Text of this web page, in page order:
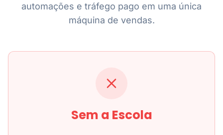
automações e tráfego pago em uma única
máquina de vendas.
Sem a Escola